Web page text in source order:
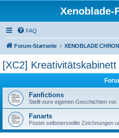
Xenoblade-
FAQ
Forum-Startseite
[XC2] Kreativitätskabinett
Fanfictions
Stellt eure eigenen Geschichten vor.
Fanarts
Postet selbsterstellte Zeichnungen